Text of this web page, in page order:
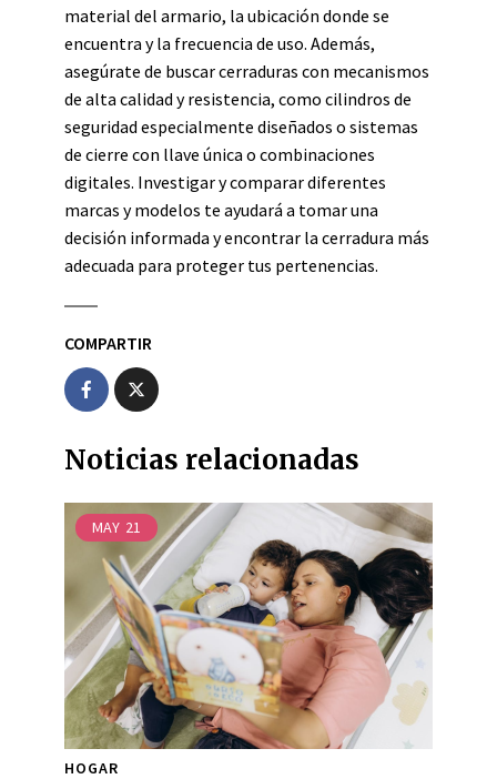
material del armario, la ubicación donde se
encuentra y la frecuencia de uso. Además,
asegúrate de buscar cerraduras con mecanismos
de alta calidad y resistencia, como cilindros de
seguridad especialmente diseñados o sistemas
de cierre con llave única o combinaciones
digitales. Investigar y comparar diferentes
marcas y modelos te ayudará a tomar una
decisión informada y encontrar la cerradura más
adecuada para proteger tus pertenencias.
COMPARTIR
Noticias relacionadas
MAY 21
HOGAR